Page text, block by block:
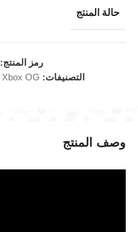
وصف المنتج
حالة المنتج
رمز المنتج:
التصنيفات: Xbox OG